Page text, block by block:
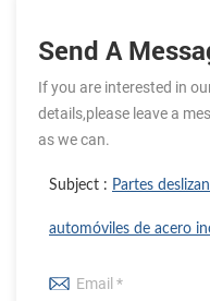
Send A
If you are interested in
details,please leave a
as we can.
Subject : Partes
automóviles de acero